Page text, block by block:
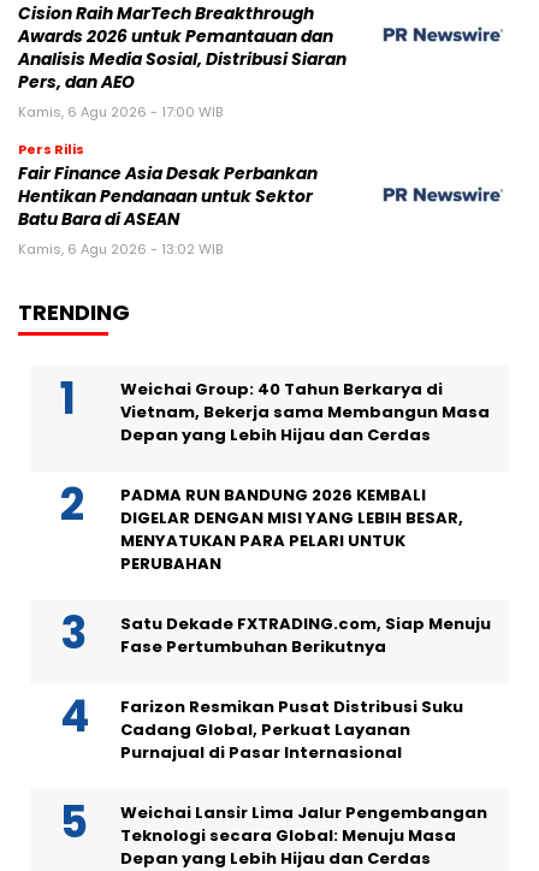
Cision Raih MarTech Breakthrough
Awards 2026 untuk Pemantauan dan
Analisis Media Sosial, Distribusi Siaran
Pers, dan AEO
Kamis, 6 Agu 2026 - 17:00 WIB
Pers Rilis
Fair Finance Asia Desak Perbankan
Hentikan Pendanaan untuk Sektor
Batu Bara di ASEAN
Kamis, 6 Agu 2026 - 13:02 WIB
TRENDING
Weichai Group: 40 Tahun Berkarya di
Vietnam, Bekerja sama Membangun Masa
Depan yang Lebih Hijau dan Cerdas
PADMA RUN BANDUNG 2026 KEMBALI
DIGELAR DENGAN MISI YANG LEBIH BESAR,
MENYATUKAN PARA PELARI UNTUK
PERUBAHAN
Satu Dekade FXTRADING.com, Siap Menuju
Fase Pertumbuhan Berikutnya
Farizon Resmikan Pusat Distribusi Suku
Cadang Global, Perkuat Layanan
Purnajual di Pasar Internasional
Weichai Lansir Lima Jalur Pengembangan
Teknologi secara Global: Menuju Masa
Depan yang Lebih Hijau dan Cerdas